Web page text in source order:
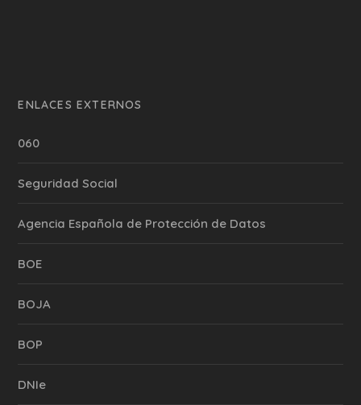
ENLACES EXTERNOS
060
Seguridad Social
Agencia Española de Protección de Datos
BOE
BOJA
BOP
DNIe